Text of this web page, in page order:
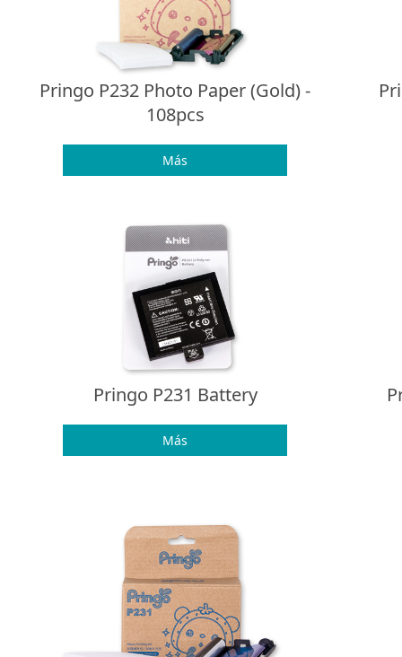
Pringo P232 Photo Paper (Gold) -
108pcs
Más
Pringo P231 Battery
Más